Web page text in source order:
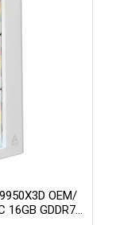
OEM/
16GB GDDR7